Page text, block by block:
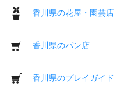
香川県の花屋・園芸店
香川県のパン店
香川県のプレイガイド